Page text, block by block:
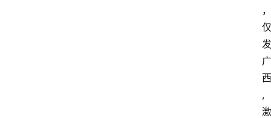
，
仅
发
广
西
,
激